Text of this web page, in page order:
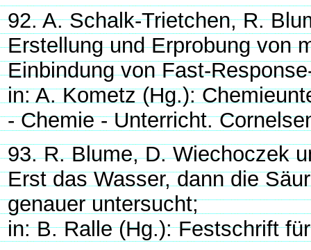
92. A. Schalk-Trietchen, R.
Erstellung und Erprobung von
Einbindung von Fast-
in: A. Kometz (Hg.):
- Chemie - Unterricht.
93. R. Blume, D. Wiechoczek
Erst das Wasser, dann die
genauer untersucht;
in: B. Ralle (Hg.): Festschrift